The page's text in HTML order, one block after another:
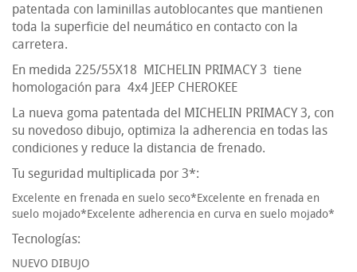
patentada con laminillas autoblocantes que mantienen
toda la superficie del neumático en contacto con la
carretera.
En medida 225/55X18 MICHELIN PRIMACY 3 tiene
homologación para 4x4 JEEP CHEROKEE
La nueva goma patentada del MICHELIN PRIMACY 3, con
su novedoso dibujo, optimiza la adherencia en todas las
condiciones y reduce la distancia de frenado.
Tu seguridad multiplicada por 3*:
Excelente en frenada en suelo seco*Excelente en frenada en
suelo mojado*Excelente adherencia en curva en suelo mojado*
Tecnologías:
NUEVO DIBUJO